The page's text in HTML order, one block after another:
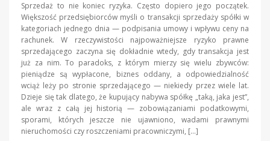
Sprzedaż to nie koniec ryzyka. Często dopiero jego początek.
Większość przedsiębiorców myśli o transakcji sprzedaży spółki w
kategoriach jednego dnia — podpisania umowy i wpływu ceny na
rachunek. W rzeczywistości najpoważniejsze ryzyko prawne
sprzedającego zaczyna się dokładnie wtedy, gdy transakcja jest
już za nim. To paradoks, z którym mierzy się wielu zbywców:
pieniądze są wypłacone, biznes oddany, a odpowiedzialność
wciąż leży po stronie sprzedającego — niekiedy przez wiele lat.
Dzieje się tak dlatego, że kupujący nabywa spółkę „taką, jaka jest”,
ale wraz z całą jej historią — zobowiązaniami podatkowymi,
sporami, których jeszcze nie ujawniono, wadami prawnymi
nieruchomości czy roszczeniami pracowniczymi, […]